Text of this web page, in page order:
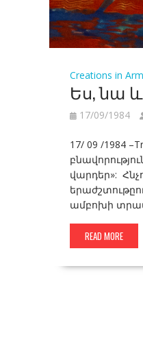
Creations in
Ես, նա
17/09/1984
17/ 09 /1984
վարդեր»:
ամբոխի
READ MORE